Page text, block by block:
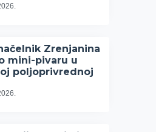
Zrenjanina
mini-pivaru u
poljoprivrednoj